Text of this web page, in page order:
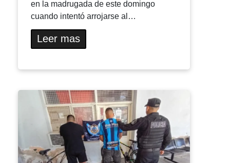
en la madrugada de este domingo
cuando intentó arrojarse al…
Leer mas